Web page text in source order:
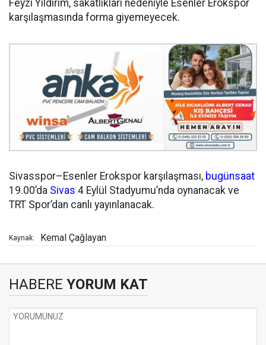
Feyzi Yıldırım, sakatlıkları nedeniyle Esenler Erokspor
karşılaşmasında forma giyemeyecek.
Sivasspor–Esenler Erokspor karşılaşması, bugünsaat
19.00’da Sivas 4 Eylül Stadyumu’nda oynanacak ve
TRT Spor’dan canlı yayınlanacak.
Kaynak: Kemal Çağlayan
HABERE YORUM KAT